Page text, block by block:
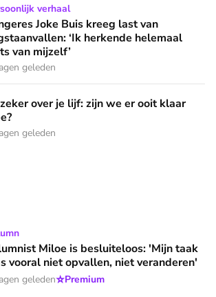
kreeg last van angstaanvallen: ‘Ik
verhaal
Joke Buis kreeg last van
‘Ik herkende helemaal
van mijzelf’
geleden
zijn we er ooit klaar mee?
over je lijf: zijn we er ooit klaar
geleden
is besluiteloos: 'Mijn taak was vooral niet
Miloe is besluiteloos: 'Mijn taak
vooral niet opvallen, niet veranderen'
geleden⭐Premium